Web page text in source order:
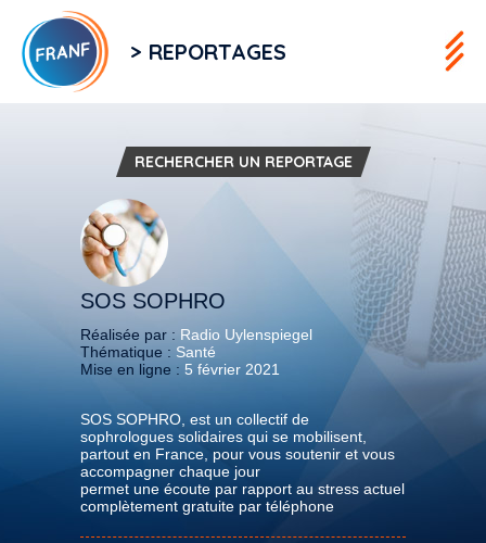
> REPORTAGES
RECHERCHER UN REPORTAGE
SOS SOPHRO
Réalisée par : Radio Uylenspiegel
Thématique : Santé
Mise en ligne : 5 février 2021
SOS SOPHRO, est un collectif de
sophrologues solidaires qui se mobilisent,
partout en France, pour vous soutenir et vous
accompagner chaque jour
permet une écoute par rapport au stress actuel
complètement gratuite par téléphone